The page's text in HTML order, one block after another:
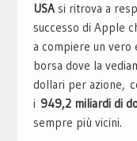
USAsi ritrova a
successo di Apple
a compiere un
borsa dove la
dollari per azione,
i 949,2 miliardi di
sempre più vicini.